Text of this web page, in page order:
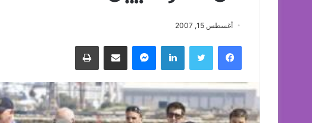
أغسطس 15, 2007
فيسبوك تويتر لينكدإن ماسنجر مشاركة عبر البريد طباعة